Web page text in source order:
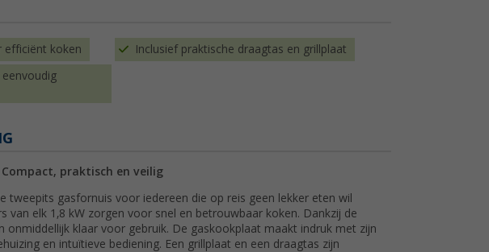
efficiënt koken Inclusief praktische draagtas en grillplaat
praktisch en veilig
tweepits gasfornuis voor iedereen die op reis geen lekker eten wil
van elk 1,8 kW zorgen voor snel en betrouwbaar koken. Dankzij de
onmiddellijk klaar voor gebruik. De gaskookplaat maakt indruk met zijn
en intuïtieve bediening. Een grillplaat en een draagtas zijn